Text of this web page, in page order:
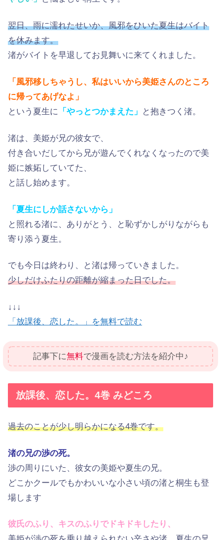
翌日、雨に濡れたせいか、風邪をひいた夏生はバイト
を休みます。
渚がバイトを早退してお見舞いに来てくれました。
「風邪移しちゃうし、私はいいから美姫さんのところ
に帰ってあげなよ」
という夏生に 「やっとつかまえた」 と抱きつく渚。
渚は、美姫が兄の彼女で、
付き合いだしてから兄が遊んでくれなくなったので美
姫に嫉妬していてた、
と話し始めます。
「夏生にしか話さないから」
と照れる渚に、ありがとう、と恥ずかしがりながらも
寄り添う夏生。
でも今日は終わり、と渚は帰っていきました。
少しだけふたりの距離が縮まった日でした。
↓↓↓
「放課後、恋した。」を無料で読む
記事下に無料で漫画を読む方法を紹介中♪
放課後、恋した。4巻 みどころ
過去のことが少し明らかになる4巻です。
渚の兄の渉の死。
渉の周りにいた、彼女の美姫や夏生の兄。
どこかクールでもかわいいな小さい頃の渚と桐生も登
場します
彼氏のふり、キスのふりでドキドキしたり、